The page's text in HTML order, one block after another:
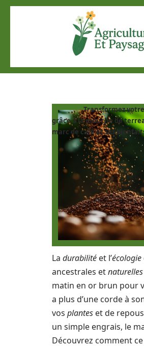
Transformez
grâce à la mouche de
marc de café et ses
La durabilité et l’écologie
ancestrales etnaturelles
matin en or brun pour
a plus d’une corde à
vos plantes et de
un simple engrais, le
Découvrez comment